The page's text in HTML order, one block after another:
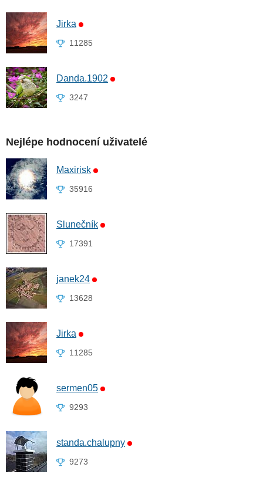
Jirka
11285
Danda.1902
3247
Nejlépe hodnocení uživatelé
Maxirisk
35916
Slunečník
17391
janek24
13628
Jirka
11285
sermen05
9293
standa.chalupny
9273